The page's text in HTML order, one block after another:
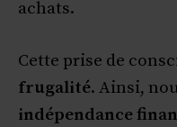
achats.
Cette prise de
frugalité. Ainsi,
indépendance